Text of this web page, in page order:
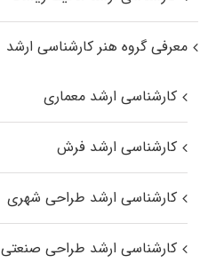
معرفی گروه هنر کارشناسی ارشد
کارشناسی ارشد معماری
کارشناسی ارشد فرش
کارشناسی ارشد طراحی شهری
کارشناسی ارشد طراحی صنعتی